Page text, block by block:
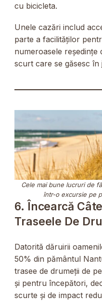
cu bicicleta.
Unele cazări includ
parte a facilităților
numeroasele reședințe
scurt care se găsesc în
Cele mai bune lucruri de
într-o excursie pe
6. Încearcă
Traseele De
Datorită dăruirii
50% din pământul
trasee de drumeții de
și pentru începători,
scurte și de impact